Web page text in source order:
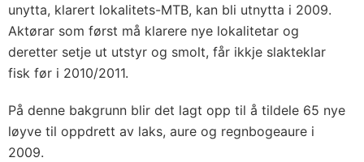
unytta, klarert lokalitets-MTB, kan bli utnytta i 2009.
Aktørar som først må klarere nye lokalitetar og
deretter setje ut utstyr og smolt, får ikkje slakteklar
fisk før i 2010/2011.
På denne bakgrunn blir det lagt opp til å tildele 65 nye
løyve til oppdrett av laks, aure og regnbogeaure i
2009.